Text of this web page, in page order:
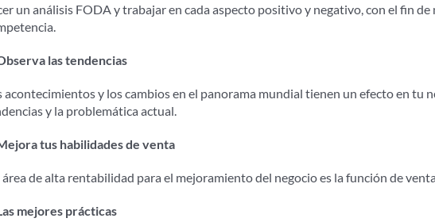
un análisis FODA y trabajar en cada aspecto positivo y negativo, con el fin
las tendencias
acontecimientos y los cambios en el panorama mundial tienen un efecto en tu
y la problemática actual.
tus habilidades de venta
área de alta rentabilidad para el mejoramiento del negocio es la función de
mejores prácticas